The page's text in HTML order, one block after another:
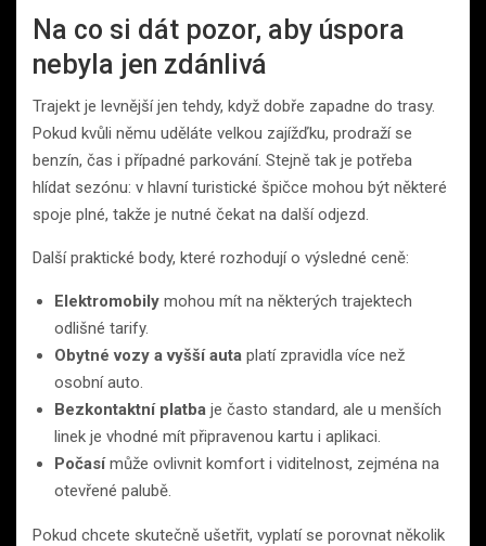
Na co si dát pozor, aby úspora
nebyla jen zdánlivá
Trajekt je levnější jen tehdy, když dobře zapadne do trasy.
Pokud kvůli němu uděláte velkou zajížďku, prodraží se
benzín, čas i případné parkování. Stejně tak je potřeba
hlídat sezónu: v hlavní turistické špičce mohou být některé
spoje plné, takže je nutné čekat na další odjezd.
Další praktické body, které rozhodují o výsledné ceně:
Elektromobily mohou mít na některých trajektech
odlišné tarify.
Obytné vozy a vyšší auta platí zpravidla více než
osobní auto.
Bezkontaktní platba je často standard, ale u menších
linek je vhodné mít připravenou kartu i aplikaci.
Počasímůže ovlivnit komfort i viditelnost, zejména na
otevřené palubě.
Pokud chcete skutečně ušetřit, vyplatí se porovnat několik